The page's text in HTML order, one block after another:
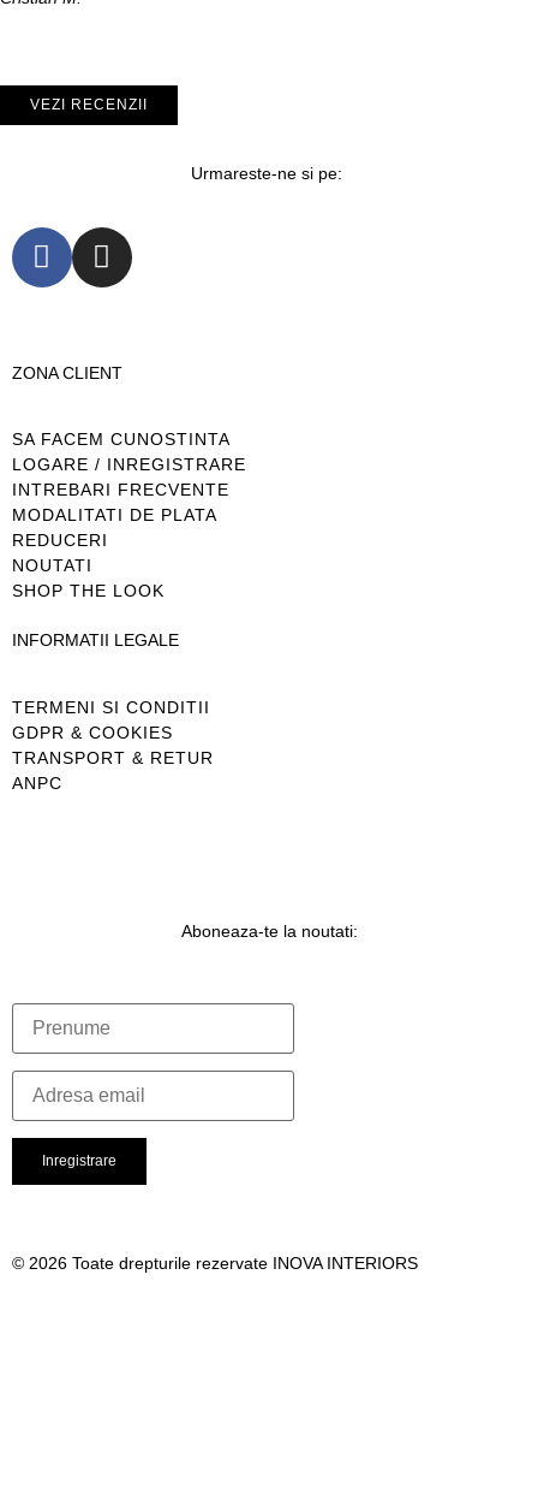
VEZI RECENZII
Urmareste-ne si pe:
ZONA CLIENT
SA FACEM CUNOSTINTA
LOGARE / INREGISTRARE
INTREBARI FRECVENTE
MODALITATI DE PLATA
REDUCERI
NOUTATI
SHOP THE LOOK
INFORMATII LEGALE
TERMENI SI CONDITII
GDPR & COOKIES
TRANSPORT & RETUR
ANPC
Aboneaza-te la noutati:
© 2026 Toate drepturile rezervate INOVA INTERIORS